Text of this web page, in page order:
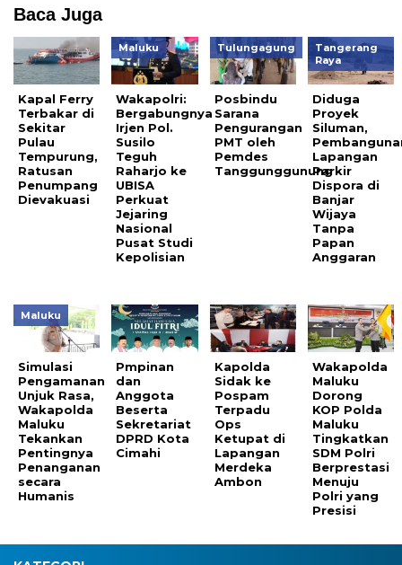
Baca Juga
Kapal Ferry
Terbakar di
Sekitar
Pulau
Tempurung,
Ratusan
Penumpang
Dievakuasi
Maluku
Wakapolri:
Bergabungnya
Irjen Pol.
Susilo
Teguh
Raharjo ke
UBISA
Perkuat
Jejaring
Nasional
Pusat Studi
Kepolisian
Tulungagung
Posbindu
Sarana
Pengurangan
PMT oleh
Pemdes
Tanggunggunung
Tangerang
Raya
Diduga
Proyek
Siluman,
Lapangan
Parkir
Dispora di
Banjar
Wijaya
Tanpa
Papan
Anggaran
Maluku
Simulasi
Pengamanan
Unjuk Rasa,
Wakapolda
Maluku
Tekankan
Pentingnya
Penanganan
secara
Humanis
Pmpinan
dan
Anggota
Beserta
Sekretariat
DPRD Kota
Cimahi
Kapolda
Sidak ke
Pospam
Terpadu
Ops
Ketupat di
Lapangan
Merdeka
Ambon
Wakapolda
Maluku
Dorong
KOP Polda
Maluku
Tingkatkan
SDM Polri
Berprestasi
Menuju
Polri yang
Presisi